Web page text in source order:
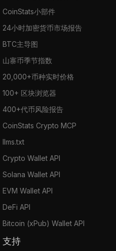
CoinStats小部件
24小时加密货币市场报告
BTC主导图
山寨币季节指数
20,000+币种实时价格
100+ 区块浏览器
400+代币风险报告
CoinStats Crypto MCP
llms.txt
Crypto Wallet API
Solana Wallet API
EVM Wallet API
DeFi API
Bitcoin (xPub) Wallet API
支持